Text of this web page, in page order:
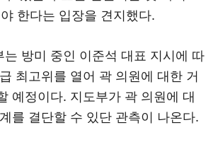
한다는 입장을 견지했다.
는 방미 중인 이준석 대표 지시에 따
최고위를 열어 곽 의원에 대한 거
예정이다. 지도부가 곽 의원에 대
를 결단할 수 있단 관측이 나온다.